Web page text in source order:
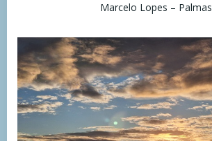
Marcelo Lopes – Palmas